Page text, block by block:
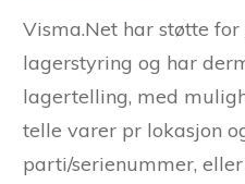
Visma.Net har støtte
lagerstyring og har
lagertelling, med
telle varer pr lokasjon
parti/serienummer,